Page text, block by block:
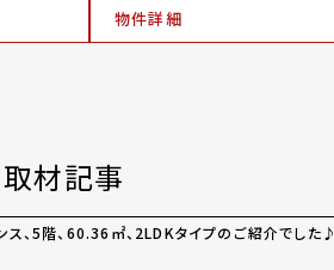
物件詳細
材記事
、5階、60.36㎡、2LDKタイプのご紹介でした♪